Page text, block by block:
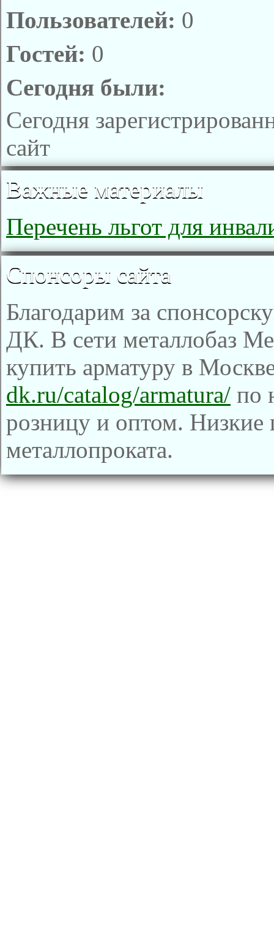
Пользователей: 0
Гостей: 0
Сегодня были:
Сегодня
сайт
Важные материалы
Перечень льгот для
Спонсоры сайта
Благодарим за
ДК. В сети металлобаз
купить арматуру в
dk.ru/catalog/armatura/ по
розницу и оптом. Низкие
металлопроката.